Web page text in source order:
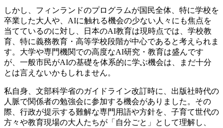
しかし、フィンランドのプログラムが国民全体、特に学校を
卒業した大人や、AIに触れる機会の少ない人々にも焦点を
当てているのに対し、日本のAI教育は現時点では、学校教
育、特に義務教育・高等学校段階が中心であると考えられま
す。大学や専門機関での高度なAI研究・教育は盛んです
が、一般市民がAIの基礎を体系的に学ぶ機会は、まだ十分
とは言えないかもしれません。
私自身、文部科学省のガイドライン改訂時に、出版社時代の
人脈で関係者の勉強会に参加する機会がありました。その
際、行政が提示する難解な専門用語や方針を、子育て世代の
方々や教育現場の大人たちが「自分ごと」として理解し、